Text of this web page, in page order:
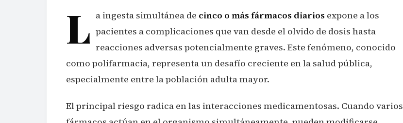
L a ingesta simultánea de cinco o más fármacos diarios expone a los
pacientes a complicaciones que van desde el olvido de dosis hasta
reacciones adversas potencialmente graves. Este fenómeno, conocido
como polifarmacia, representa un desafío creciente en la salud pública,
especialmente entre la población adulta mayor.
El principal riesgo radica en las interacciones medicamentosas. Cuando varios